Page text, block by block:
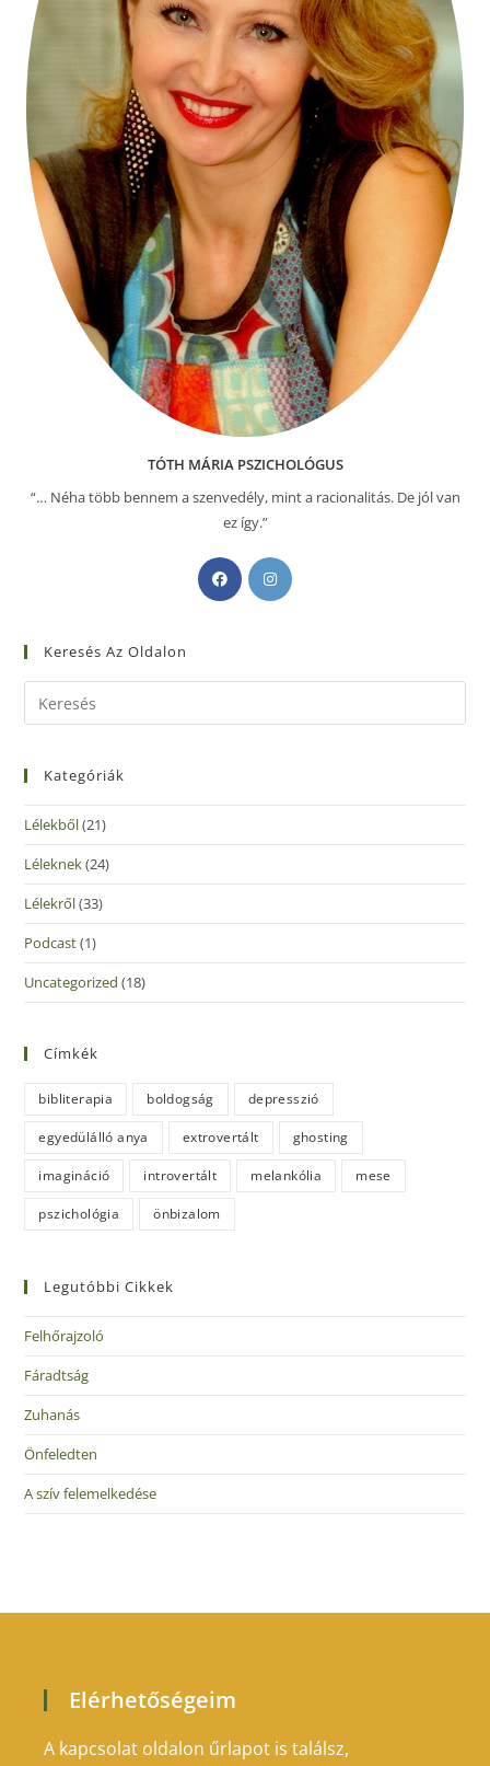
TÓTH MÁRIA PSZICHOLÓGUS
“… Néha több bennem a szenvedély, mint a racionalitás. De jól van
ez így.”
Keresés Az Oldalon
Kategóriák
Lélekből(21)
Léleknek(24)
Lélekről(33)
Podcast(1)
Uncategorized (18)
Címkék
bibliterapia boldogság depresszió
egyedülálló anya extrovertált ghosting
imagináció introvertált melankólia mese
pszichológia önbizalom
Legutóbbi Cikkek
Felhőrajzoló
Fáradtság
Zuhanás
Önfeledten
A szív felemelkedése
Elérhetőségeim
A kapcsolat oldalon űrlapot is találsz,